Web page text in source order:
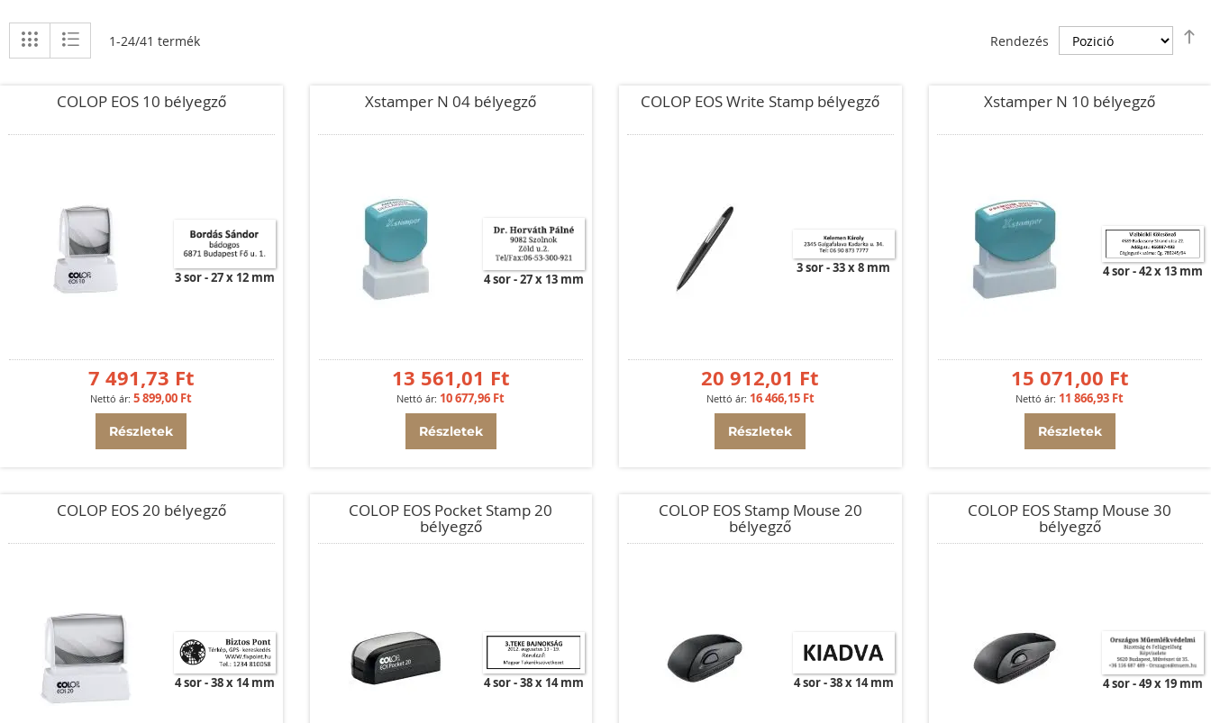
Megtekintés
Rács 1-24/41 termék Rendezés
COLOP EOS 10 bélyegző
3 sor 27 x 12 mm
7 491,73 Ft
5 899,00 Ft
Részletek
Xstamper N 04 bélyegző
4 sor 27 x 13 mm
13 561,01 Ft
10 677,96 Ft
Részletek
COLOP EOS Write Stamp bélyegző
3 sor 33 x 8 mm
20 912,01 Ft
16 466,15 Ft
Részletek
Xstamper N 10 bélyegző
4 sor 42 x 13 mm
15 071,00 Ft
11 866,93 Ft
Részletek
COLOP EOS 20 bélyegző
4 sor 38 x 14 mm
COLOP EOS Pocket Stamp 20
bélyegző
4 sor 38 x 14 mm
COLOP EOS Stamp Mouse 20
bélyegző
4 sor 38 x 14 mm
COLOP EOS Stamp Mouse 30
bélyegző
4 sor 49 x 19 mm